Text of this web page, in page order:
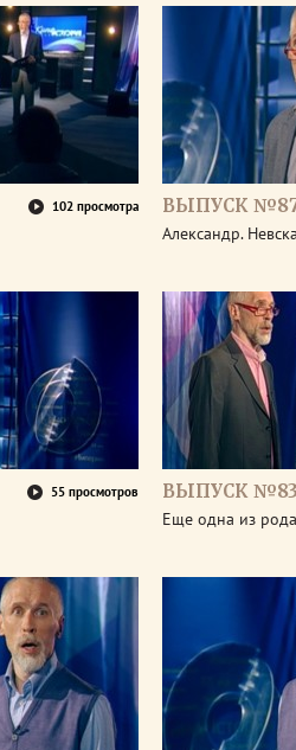
102 просмотра ВЫПУСК
Александр.
55 просмотров ВЫПУСК
Еще одна из